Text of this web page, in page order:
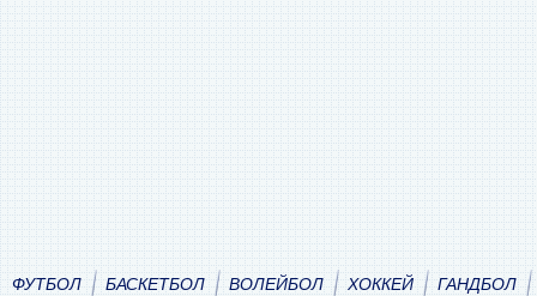
ФУТБОЛ БАСКЕТБОЛ ВОЛЕЙБОЛ ХОККЕЙ ГАНДБОЛ